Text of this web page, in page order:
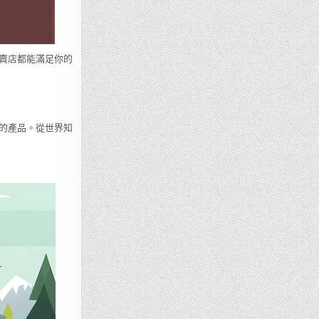
店都能滿足你的
產品。從世界知